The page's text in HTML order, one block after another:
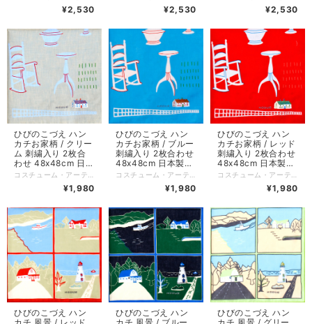
¥2,530 ¥2,530 ¥2,530
ひびのこづえ ハン
カチお家柄 / クリー
ム 刺繍入り 2枚合
わせ 48x48cm 日本
製 KH07-09
¥1,980
ひびのこづえ ハン
カチお家柄 / ブルー
刺繍入り 2枚合わせ
48x48cm 日本製
KH07-09
¥1,980
ひびのこづえ ハン
カチお家柄 / レッド
刺繍入り 2枚合わせ
48x48cm 日本製
KH07-09
¥1,980
ひびのこづえ ハン
ひびのこづえ ハン
ひびのこづえ ハン